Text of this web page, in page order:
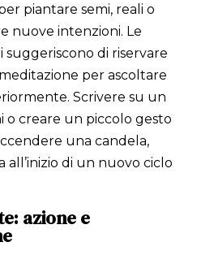
piantare semi, reali o
nuove intenzioni. Le
suggeriscono di riservare
per ascoltare
Scrivere su un
o creare un piccolo gesto
una candela,
all’inizio di un nuovo ciclo
azione e